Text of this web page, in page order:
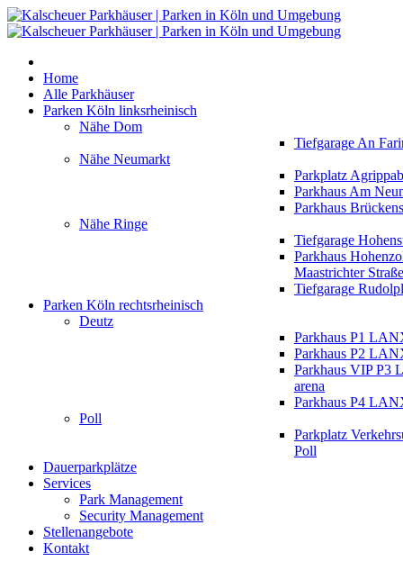
Home
Alle Parkhäuser
Parken Köln linksrheinisch
Nähe Dom
Tiefgarage An
Nähe Neumarkt
Parkplatz
Parkhaus Am
Parkhaus
Nähe Ringe
Tiefgarage
Parkhaus
Maastrichter Straße
Tiefgarage
Parken Köln rechtsrheinisch
Deutz
Parkhaus P1
Parkhaus P2
Parkhaus VIP P3
arena
Parkhaus P4
Poll
Parkplatz
Poll
Dauerparkplätze
Services
Park Management
Security Management
Stellenangebote
Kontakt